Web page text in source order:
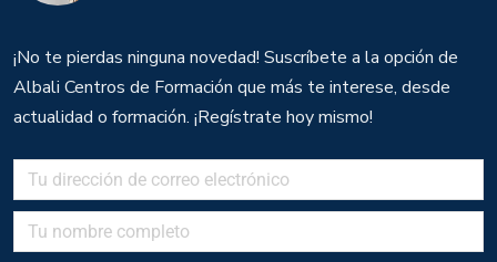
¡No te pierdas ninguna novedad! Suscríbete a la opción de
Albali Centros de Formación que más te interese, desde
actualidad o formación. ¡Regístrate hoy mismo!